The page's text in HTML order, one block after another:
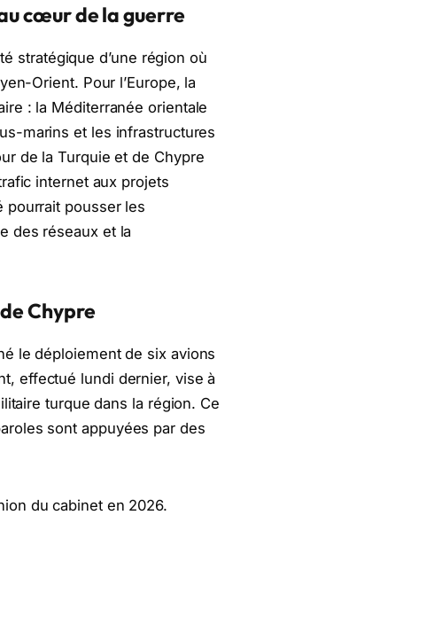
cœur de la guerre
stratégique d’une région où
Orient. Pour l’Europe, la
: la Méditerranée orientale
marins et les infrastructures
de la Turquie et de Chypre
internet aux projets
pourrait pousser les
des réseaux et la
Chypre
le déploiement de six avions
effectué lundi dernier, vise à
turque dans la région. Ce
sont appuyées par des